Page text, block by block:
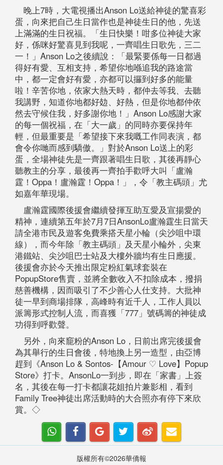
晚上7時，大電視播出Anson Lo送給神徒的驚喜彩
蛋，向來把自己生日當作也是神徒生日的他，先送
上滿滿的生日祝福。「生日快樂！咁多位神徒大家
好，係咪好驚喜見到我呢，一齊唱生日歌先，三二
一！」Anson Lo之後續說：「最緊要係每一日都過
得好有愛、互相支持，希望你地喺追我的路途當
中，都一定會好有愛，亦都可以攞到好多的能量
啦！辛苦你地，依家大熱天時，都仲去等我、去聽
我講野，知道你地都好攰、好熱，但是你地都仲依
然去守候住我，好多謝你地！」Anson Lo感謝大家
的每一個祝福，在「大一歲」的同時亦要保持年
輕，但最重要是「希望接下來我嘅工作同表演，都
會令你哋而感到驕傲。」對於Anson Lo送上的彩
蛋，全場神徒先是一齊跟著唱生日歌，其後再靜心
聽教主的分享，最後再一齊拍手歡呼大叫「盧瀚
霆！Oppa！盧瀚霆！Oppa！」，令「教主碼頭」尤
如嘉年華現場。
盧瀚霆國際後援會繼續發揮互助互愛及宣揚愛的
精神，連續第五年於7月7日AnsonLo盧瀚霆生日當天
請全港市民及遊客免費乘搭天星小輪（尖沙咀中環
線），而今年除「教主碼頭」及天星小輪外，尖東
港鐵站、尖沙咀巴士站及大樓外牆均有生日應援。
後援會亦於今天推出限定粉紅氣球套裝在
PopupStore售賣，並將全數收入不扣除成本，撥捐
慈善機構，因而吸引了不少善心人仕支持。大批神
徒一早到商場排隊，高峰時有近千人，工作人員以
派籌形式控制人流，而喜獲「777」號碼籌的神徒成
功得到呼歡聲。
另外，向來竉粉的Anson Lo，日前出席完後援會
為其舉行的生日會後，特地換上另一造型，由亞博
趕到《Anson Lo & Sontos-【Amour ♡ Love】Popup
Store》打卡。AnsonLo一到步，即在「家書」上簽
名，其後在每一打卡都讓花姐拍片兼影相，看到
Family Tree神徒出席活動時的大合照亦有停下來欣
賞。◇
版權所有©2026華僑報